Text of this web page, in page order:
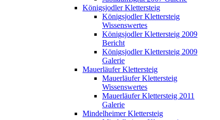
Königsjodler Klettersteig
Königsjodler Klettersteig
Wissenswertes
Königsjodler Klettersteig 2009
Bericht
Königsjodler Klettersteig 2009
Galerie
Mauerläufer Klettersteig
Mauerläufer Klettersteig
Wissenswertes
Mauerläufer Klettersteig 2011
Galerie
Mindelheimer Klettersteig